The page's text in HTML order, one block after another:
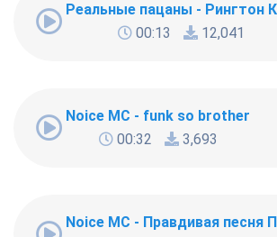
Реальные пацаны - Рингтон
00:13
12,041
Noice MC - funk so brother
00:32
3,693
Noice MC - Правдивая песня